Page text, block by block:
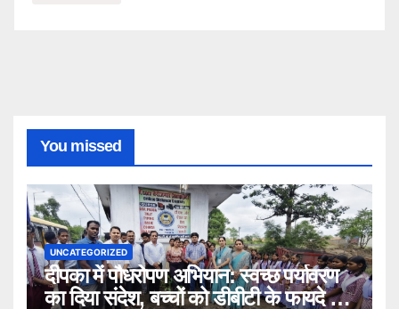
You missed
UNCATEGORIZED
दीपका में पौधरोपण अभियान: स्वच्छ पर्यावरण
का दिया संदेश, बच्चों को डीबीटी के फायदे भी